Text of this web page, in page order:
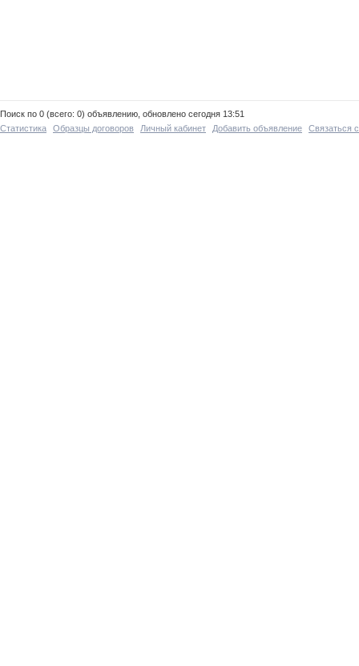
Поиск по 0 (всего: 0) объявлению, обновлено сегодня 13:51
Статистика
Образцы договоров Личный кабинет Добавить объявление Связаться